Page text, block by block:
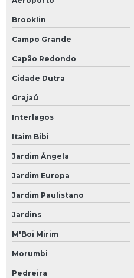
Brooklin
Campo Grande
Capão Redondo
Cidade Dutra
Grajaú
Interlagos
Itaim Bibi
Jardim Ângela
Jardim Europa
Jardim Paulistano
Jardins
M'Boi Mirim
Morumbi
Pedreira